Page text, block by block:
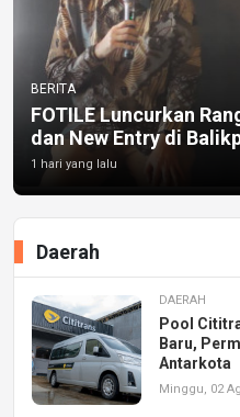
BERITA
FOTILE Luncurkan
dan New Entry di
1 hari yang lalu
Daerah
DAERAH
Pool
Baru,
Antarkota
Minggu, 02